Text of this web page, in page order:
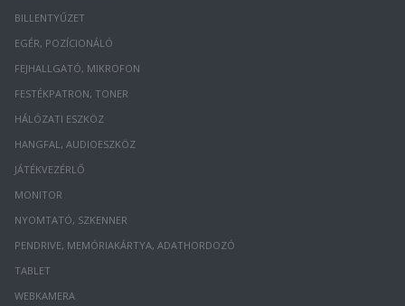
BILLENTYŰZET
EGÉR, POZÍCIONÁLÓ
FEJHALLGATÓ, MIKROFON
FESTÉKPATRON, TONER
HÁLÓZATI ESZKÖZ
HANGFAL, AUDIOESZKÖZ
JÁTÉKVEZÉRLŐ
MONITOR
NYOMTATÓ, SZKENNER
PENDRIVE, MEMÓRIAKÁRTYA, ADATHORDOZÓ
TABLET
WEBKAMERA